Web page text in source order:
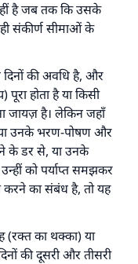
है जब तक कि उसके
संकीर्ण सीमाओं के
की अवधि है, और
होता है या किसी
जायज़ है। लेकिन जहाँ
उनके भरण-पोषण और
के डर से, या उनके
को पर्याप्त समझकर
करने का संबंध है, तो यह
(रक्त का थक्का) या
की दूसरी और तीसरी
बचाई।.